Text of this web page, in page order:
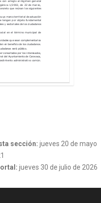
sección: jueves 20 de mayo
jueves 30 de julio de 2026